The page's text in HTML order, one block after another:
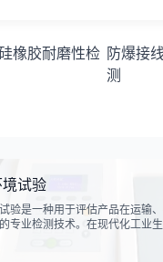
橡胶耐磨性检 防爆接
测
试验
验是一种用于评估产品在运输
专业检测技术。在现代化工业
度的振动冲击。这种振动可能导